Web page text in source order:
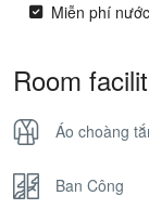
Miễn phí
Room
Áo choàng
Ban Công